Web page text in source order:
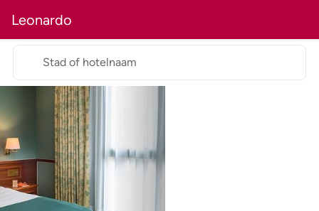
Leonardo
Stad of hotelnaam